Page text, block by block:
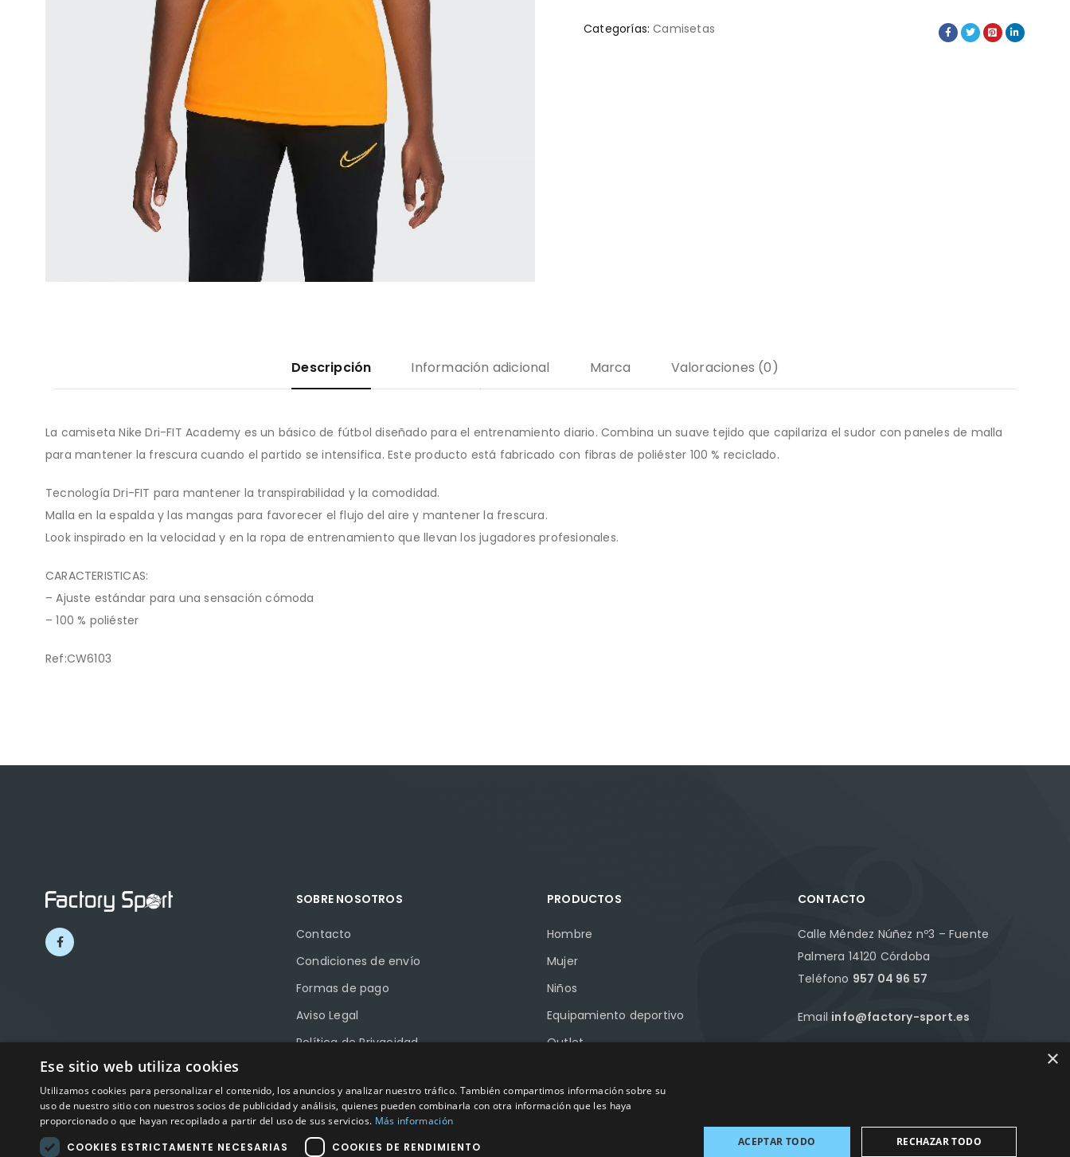
Categorías: Camisetas
Descripción Información adicional Marca Valoraciones (0)
La camiseta Nike Dri-FIT Academy es un básico de fútbol diseñado para el entrenamiento diario. Combina un suave tejido que capilariza el sudor con paneles de malla
para mantener la frescura cuando el partido se intensifica. Este producto está fabricado con fibras de poliéster 100 % reciclado.
Tecnología Dri-FIT para mantener la transpirabilidad y la comodidad.
Malla en la espalda y las mangas para favorecer el flujo del aire y mantener la frescura.
Look inspirado en la velocidad y en la ropa de entrenamiento que llevan los jugadores profesionales.
CARACTERISTICAS:
– Ajuste estándar para una sensación cómoda
– 100 % poliéster
Ref:CW6103
SOBRE NOSOTROS
Contacto
Condiciones de envío
Formas de pago
Aviso Legal
Política de Privacidad
Ayudas a Pymes
PRODUCTOS
Hombre
Mujer
Niños
Equipamiento deportivo
Outlet
CONTACTO
Calle Méndez Núñez nº3 – Fuente
Palmera 14120 Córdoba
Teléfono 957 04 96 57
Email info@factory-sport.es
×
Ese sitio web utiliza cookies
Utilizamos cookies para personalizar el contenido, los anuncios y analizar nuestro tráfico. También compartimos información sobre su
uso de nuestro sitio con nuestros socios de publicidad y análisis, quienes pueden combinarla con otra información que les haya
proporcionado o que hayan recopilado a partir del uso de sus servicios. Más información
COOKIES ESTRICTAMENTE NECESARIAS
COOKIES DE RENDIMIENTO ACEPTAR TODO RECHAZAR TODO